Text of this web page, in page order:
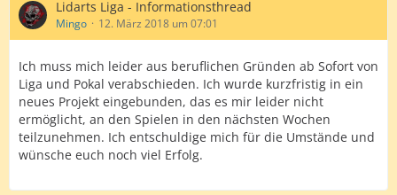
Lidarts Liga - Informationsthread
Mingo 12. März 2018 um 07:01
Ich muss mich leider aus beruflichen Gründen ab Sofort von
Liga und Pokal verabschieden. Ich wurde kurzfristig in ein
neues Projekt eingebunden, das es mir leider nicht
ermöglicht, an den Spielen in den nächsten Wochen
teilzunehmen. Ich entschuldige mich für die Umstände und
wünsche euch noch viel Erfolg.